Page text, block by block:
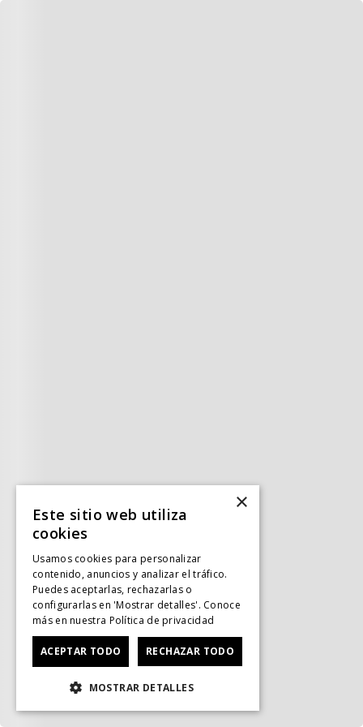
×
Este sitio web utiliza
cookies
Usamos cookies para personalizar
contenido, anuncios y analizar el tráfico.
Puedes aceptarlas, rechazarlas o
configurarlas en 'Mostrar detalles'. Conoce
más en nuestra Política de privacidad
ACEPTAR TODO RECHAZAR TODO
MOSTRAR DETALLES